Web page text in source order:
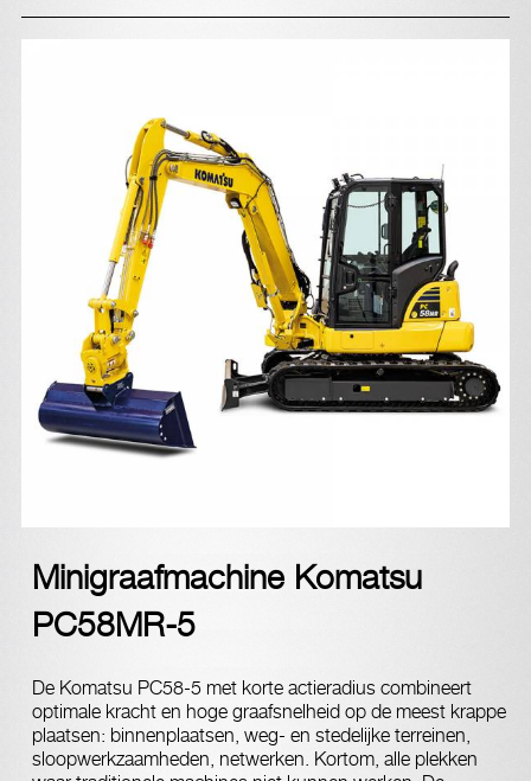
Minigraafmachine Komatsu
PC58MR-5
De Komatsu PC58-5 met korte actieradius combineert
optimale kracht en hoge graafsnelheid op de meest krappe
plaatsen: binnenplaatsen, weg- en stedelijke terreinen,
sloopwerkzaamheden, netwerken. Kortom, alle plekken